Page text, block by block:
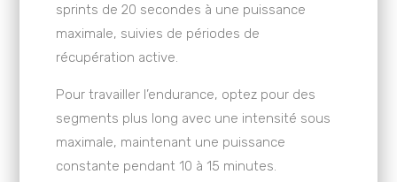
sprints de 20 secondes à une puissance
maximale, suivies de périodes de
récupération active.
Pour travailler l’endurance, optez pour des
segments plus long avec une intensité sous
maximale, maintenant une puissance
constante pendant 10 à 15 minutes.